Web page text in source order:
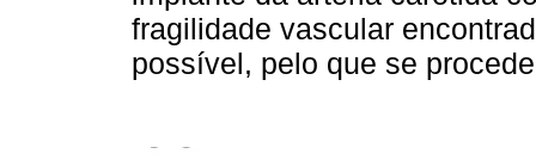
fragilidade vascular
possível, pelo que se